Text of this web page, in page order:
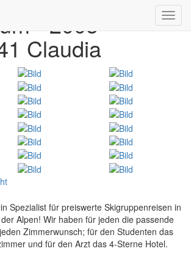
- 2005
Claudia
Spezialist für preiswerte Skigruppenreisen in
Alpen! Wir haben für jeden die passende
Zimmerwunsch; für den Studenten das
und für den Arzt das 4-Sterne Hotel.